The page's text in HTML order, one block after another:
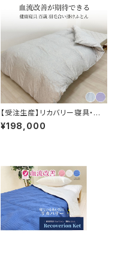
【受注生産】リカバリー寝具・百
歳 羽毛合掛け布団 S/SD/D プ
ラウシオン®加工
¥198,000